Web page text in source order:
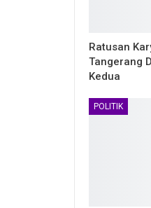
Ratusan
Tangerang
Kedua
POLITIK